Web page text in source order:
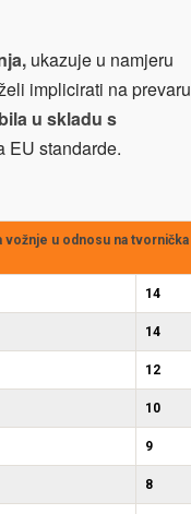
ukazuje u namjeru
implicirati na prevaru
u skladu s
EU standarde.
u odnosu na tvornička
14
14
12
10
9
8